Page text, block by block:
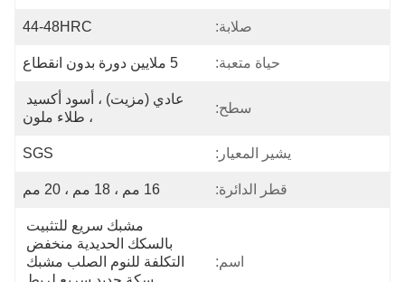
صلابة: 44-48HRC
حياة متعبة: 5 ملايين دورة بدون انقطاع
سطح:
، طلاء ملون
يشير المعيار: SGS
قطر الدائرة: 16 مم ، 18 مم ، 20 مم
اسم: